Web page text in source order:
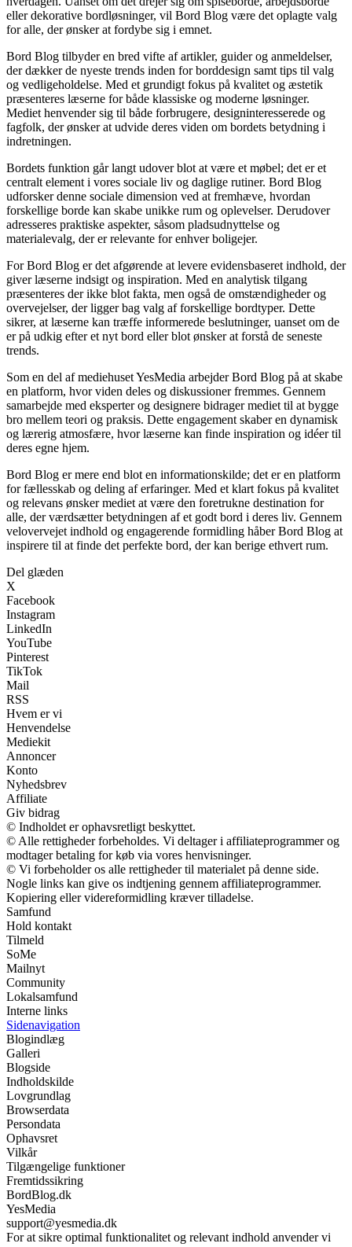
eller dekorative bordløsninger, vil Bord Blog være det oplagte valg
for alle, der ønsker at fordybe sig i emnet.
Bord Blog tilbyder en bred vifte af artikler, guider og anmeldelser,
der dækker de nyeste trends inden for borddesign samt tips til valg
og vedligeholdelse. Med et grundigt fokus på kvalitet og æstetik
præsenteres læserne for både klassiske og moderne løsninger.
Mediet henvender sig til både forbrugere, designinteresserede og
fagfolk, der ønsker at udvide deres viden om bordets betydning i
indretningen.
Bordets funktion går langt udover blot at være et møbel; det er et
centralt element i vores sociale liv og daglige rutiner. Bord Blog
udforsker denne sociale dimension ved at fremhæve, hvordan
forskellige borde kan skabe unikke rum og oplevelser. Derudover
adresseres praktiske aspekter, såsom pladsudnyttelse og
materialevalg, der er relevante for enhver boligejer.
For Bord Blog er det afgørende at levere evidensbaseret indhold, der
giver læserne indsigt og inspiration. Med en analytisk tilgang
præsenteres der ikke blot fakta, men også de omstændigheder og
overvejelser, der ligger bag valg af forskellige bordtyper. Dette
sikrer, at læserne kan træffe informerede beslutninger, uanset om de
er på udkig efter et nyt bord eller blot ønsker at forstå de seneste
trends.
Som en del af mediehuset YesMedia arbejder Bord Blog på at skabe
en platform, hvor viden deles og diskussioner fremmes. Gennem
samarbejde med eksperter og designere bidrager mediet til at bygge
bro mellem teori og praksis. Dette engagement skaber en dynamisk
og lærerig atmosfære, hvor læserne kan finde inspiration og idéer til
deres egne hjem.
Bord Blog er mere end blot en informationskilde; det er en platform
for fællesskab og deling af erfaringer. Med et klart fokus på kvalitet
og relevans ønsker mediet at være den foretrukne destination for
alle, der værdsætter betydningen af et godt bord i deres liv. Gennem
velovervejet indhold og engagerende formidling håber Bord Blog at
inspirere til at finde det perfekte bord, der kan berige ethvert rum.
Del glæden
X
Facebook
Instagram
LinkedIn
YouTube
Pinterest
TikTok
Mail
RSS
Hvem er vi
Henvendelse
Mediekit
Annoncer
Konto
Nyhedsbrev
Affiliate
Giv bidrag
© Indholdet er ophavsretligt beskyttet.
© Alle rettigheder forbeholdes. Vi deltager i affiliateprogrammer og
modtager betaling for køb via vores henvisninger.
© Vi forbeholder os alle rettigheder til materialet på denne side.
Nogle links kan give os indtjening gennem affiliateprogrammer.
Kopiering eller videreformidling kræver tilladelse.
Samfund
Hold kontakt
Tilmeld
SoMe
Mailnyt
Community
Lokalsamfund
Interne links
Sidenavigation
Blogindlæg
Galleri
Blogside
Indholdskilde
Lovgrundlag
Browserdata
Persondata
Ophavsret
Vilkår
Tilgængelige funktioner
Fremtidssikring
BordBlog.dk
YesMedia
support@yesmedia.dk
For at sikre optimal funktionalitet og relevant indhold anvender vi